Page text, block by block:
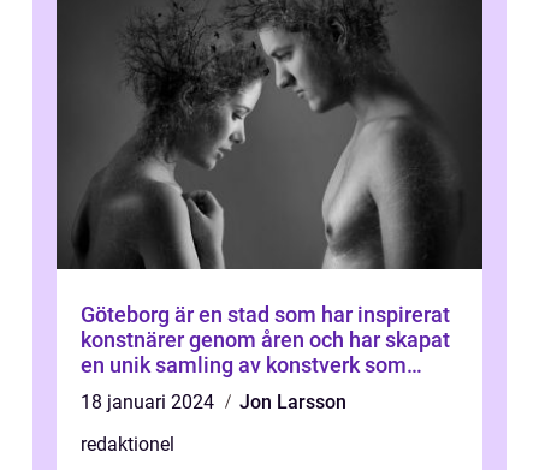
Göteborg är en stad som har inspirerat
konstnärer genom åren och har skapat
en unik samling av konstverk som
representerar staden
18 januari 2024
Jon Larsson
redaktionel